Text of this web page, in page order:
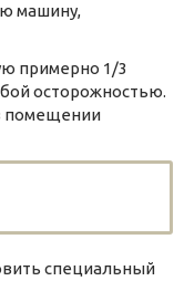
машину,
примерно 1/3
осторожностью.
помещении
специальный